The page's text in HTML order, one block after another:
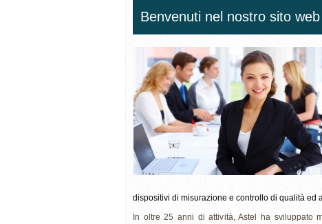
Benvenuti nel nostro sito web
dispositivi di misurazione e controllo di qualità ed
In oltre 25 anni di attività, Astel ha sviluppato